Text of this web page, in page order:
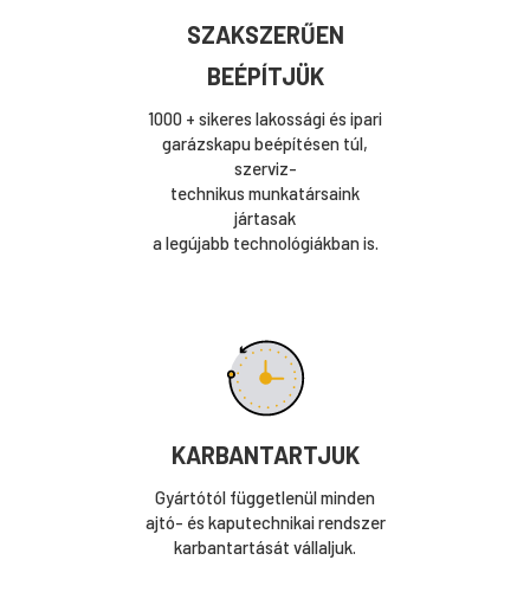
SZAKSZERŰEN
BEÉPÍTJÜK
1000 + sikeres lakossági és ipari
garázskapu beépítésen túl,
szerviz-
technikus munkatársaink
jártasak
a legújabb technológiákban is.
KARBANTARTJUK
Gyártótól függetlenül minden
ajtó- és kaputechnikai rendszer
karbantartását vállaljuk.